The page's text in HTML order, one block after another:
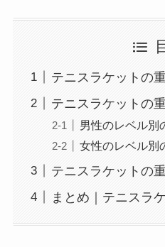
テニスラケットの
テニスラケットの
男性のレベル別
女性のレベル別
テニスラケットの
まとめ｜テニスラ